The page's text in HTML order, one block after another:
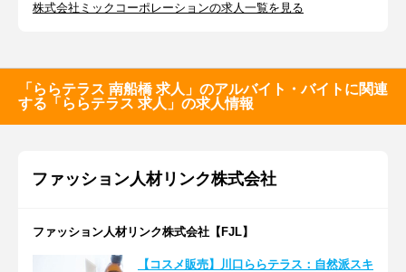
株式会社ミックコーポレーションの求人一覧を見る
「ららテラス 南船橋 求人」のアルバイト・バイトに関連
する「ららテラス 求人」の求人情報
ファッション人材リンク株式会社
ファッション人材リンク株式会社【FJL】
【コスメ販売】川口ららテラス：自然派スキ